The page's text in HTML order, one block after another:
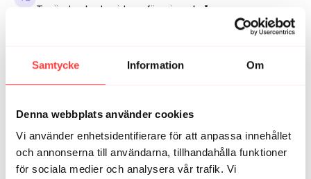
Samtycke Information Om
Denna webbplats använder cookies
Vi använder enhetsidentifierare för att anpassa innehållet
och annonserna till användarna, tillhandahålla funktioner
för sociala medier och analysera vår trafik. Vi
Tyvärr hackade videon för mig också.
Provar denna just nu på 7 åringen som inte kan somna.
1 Visa svar (1)
Underbart pass innan läggdags, så skönt med
avslappningen på slutet 🤍
1